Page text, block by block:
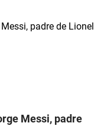
Messi, padre